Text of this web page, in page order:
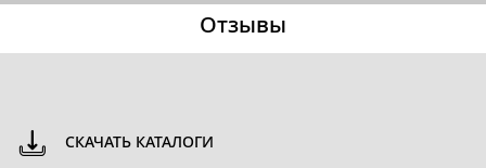
Отзывы
СКАЧАТЬ КАТАЛОГИ